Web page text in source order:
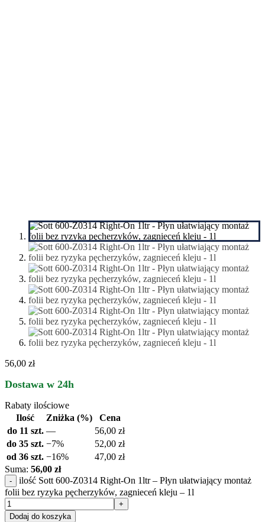
56,00 zł
Dostawa w 24h
Rabaty ilościowe
Ilość
Zniżka (%)
Cena
do 11 szt. — 56,00 zł
do 35 szt. −7% 52,00 zł
od 36 szt. −16% 47,00 zł
Suma: 56,00 zł
ilość Sott 600-Z0314 Right-On 1ltr – Płyn ułatwiający montaż
folii bez ryzyka pęcherzyków, zagnieceń kleju – 1l
Dodaj do koszyka